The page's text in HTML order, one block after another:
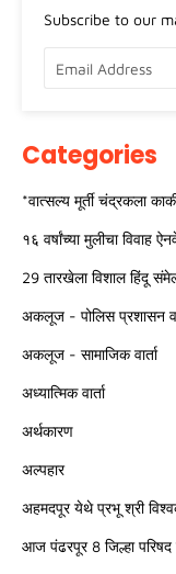
Subscribe to our
Categories
*वात्सल्य मूर्ती चंद्रकला
१६ वर्षांच्या मुलीचा विवाह
29 तारखेला विशाल हिंदू
अकलूज - पोलिस प्रशासन
अकलूज - सामाजिक वार्ता
अध्यात्मिक वार्ता
अर्थकारण
अल्पहार
अहमदपूर येथे प्रभू श्री
आज पंढरपूर 8 जिल्हा